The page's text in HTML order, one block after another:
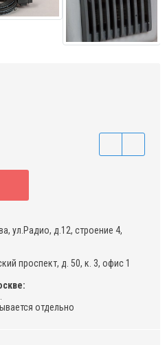
ул.Радио, д.12, строение 4,
проспект, д. 50, к. 3, офис 1
отдельно